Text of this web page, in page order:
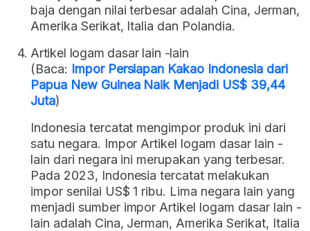
baja dengan nilai terbesar adalah Cina, Jerman,
Amerika Serikat, Italia dan Polandia.
Artikel logam dasar lain -lain
(Baca: Impor Persiapan Kakao Indonesia dari
Papua New Guinea Naik Menjadi US$ 39,44
Juta)
Indonesia tercatat mengimpor produk ini dari
satu negara. Impor Artikel logam dasar lain -
lain dari negara ini merupakan yang terbesar.
Pada 2023, Indonesia tercatat melakukan
impor senilai US$ 1 ribu. Lima negara lain yang
menjadi sumber impor Artikel logam dasar lain -
lain adalah Cina, Jerman, Amerika Serikat, Italia